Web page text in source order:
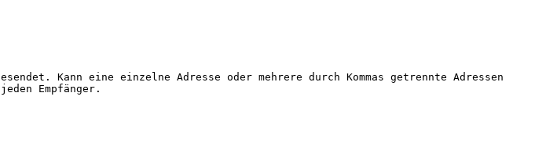
Kann eine einzelne Adresse oder mehrere durch Kommas getrennte Adressen
Empfänger.